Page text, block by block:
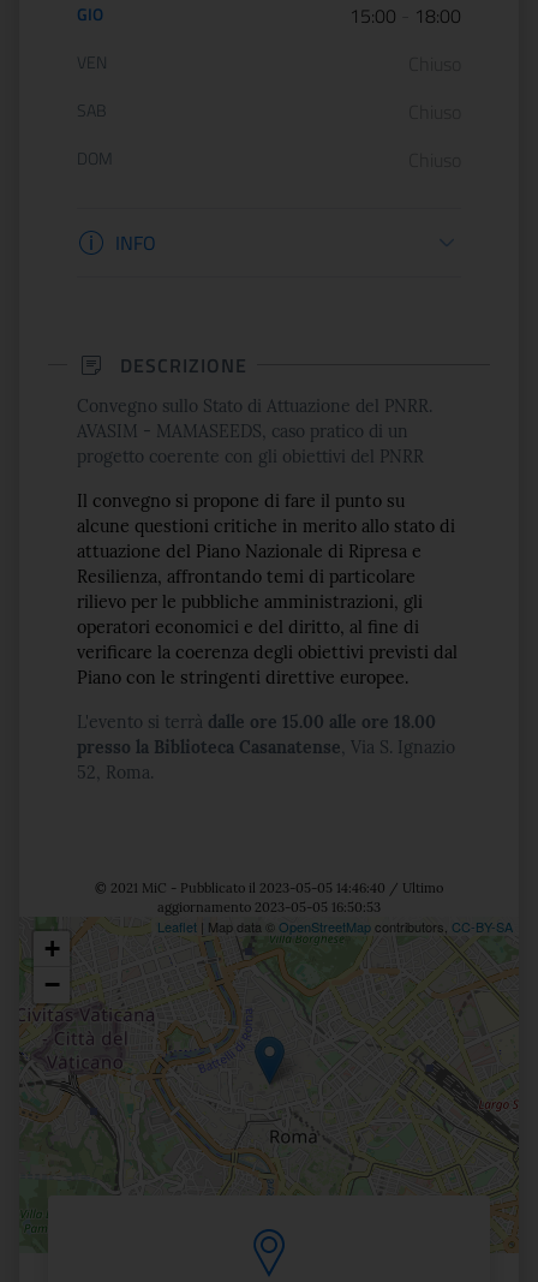
GIO 15:00 18:00
VEN
SAB
DOM
Informazioni apertura
INFO
DESCRIZIONE
Convegno sullo Stato di Attuazione del PNRR.
AVASIM - MAMASEEDS, caso pratico di un
progetto coerente con gli obiettivi del PNRR
Il convegno si propone di fare il punto su
alcune questioni critiche in merito allo stato di
attuazione del Piano Nazionale di Ripresa e
Resilienza, affrontando temi di particolare
rilievo per le pubbliche amministrazioni, gli
operatori economici e del diritto, al fine di
verificare la coerenza degli obiettivi previsti dal
Piano con le stringenti direttive europee.
L'evento si terrà dalle ore 15.00 alle ore 18.00
presso la Biblioteca Casanatense, Via S. Ignazio
52, Roma.
© 2021 MiC - Pubblicato il 2023-05-05 14:46:40 / Ultimo
aggiornamento 2023-05-05 16:50:53
Posizione
+
−
Leaflet | Map data © OpenStreetMapcontributors, CC-BY-SA